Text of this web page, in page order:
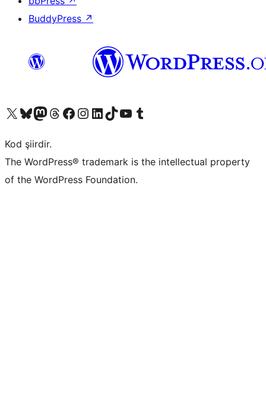
BuddyPress ↗
X (eski Twitter) hesabımıza bakın
Bluesky hesabımızı ziyaret edinMastodon hesabımızı ziyaret edinThreads hesabımızı ziyaret edinFacebook sayfamızı ziyaret edinInstagram hesabımızı ziyaret edinLinkedIn hesabımızı ziyaret edinTikTok hesabımızı ziyaret edinYouTube kanalımızı ziyaret edinTumblr hesabımızı ziyaret edin
Kod şiirdir.
The WordPress® trademark is the intellectual property
of the WordPress Foundation.